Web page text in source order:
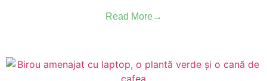
Read More